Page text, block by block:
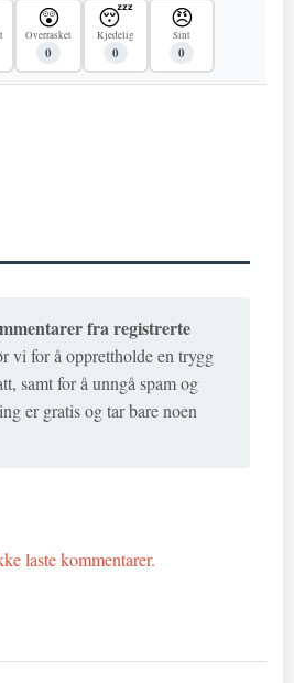
😲
Overrasket
0
😴
Kjedelig
0
😠
Sint
0
fra registrerte
vi for å opprettholde en trygg
samt for å unngå spam og
er gratis og tar bare noen
laste kommentarer.